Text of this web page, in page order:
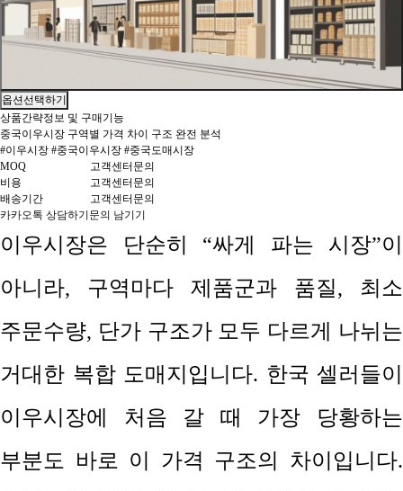
옵션선택하기
상품간략정보 및 구매기능
중국이우시장 구역별 가격 차이 구조 완전 분석
#이우시장 #중국이우시장 #중국도매시장
MOQ
고객센터문의
비용
고객센터문의
배송기간
고객센터문의
카카오톡 상담하기 문의 남기기
이우시장은 단순히 “싸게 파는 시장”이
아니라, 구역마다 제품군과 품질, 최소
주문수량, 단가 구조가 모두 다르게 나뉘는
거대한 복합 도매지입니다. 한국 셀러들이
이우시장에 처음 갈 때 가장 당황하는
부분도 바로 이 가격 구조의 차이입니다.